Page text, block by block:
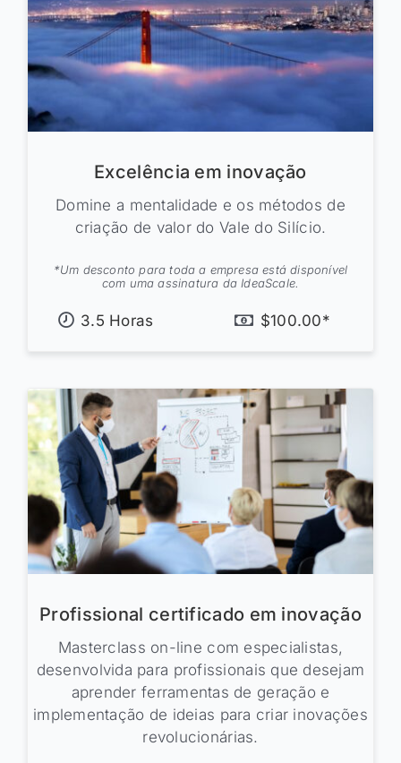
Excelência em inovação
Domine a mentalidade e os métodos de
criação de valor do Vale do Silício.
*Um desconto para toda a empresa está disponível
com uma assinatura da IdeaScale.
3.5 Horas $100.00*
Profissional certificado em inovação
Masterclass on-line com especialistas,
desenvolvida para profissionais que desejam
aprender ferramentas de geração e
implementação de ideias para criar inovações
revolucionárias.